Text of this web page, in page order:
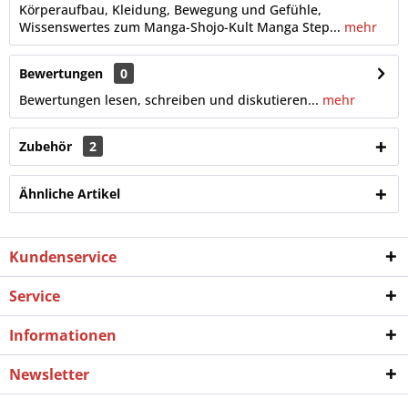
Körperaufbau, Kleidung, Bewegung und Gefühle,
Wissenswertes zum Manga-Shojo-Kult Manga Step... mehr
Bewertungen
0
Bewertungen lesen, schreiben und diskutieren... mehr
Zubehör 2
Ähnliche Artikel
Kundenservice
Service
Informationen
Newsletter